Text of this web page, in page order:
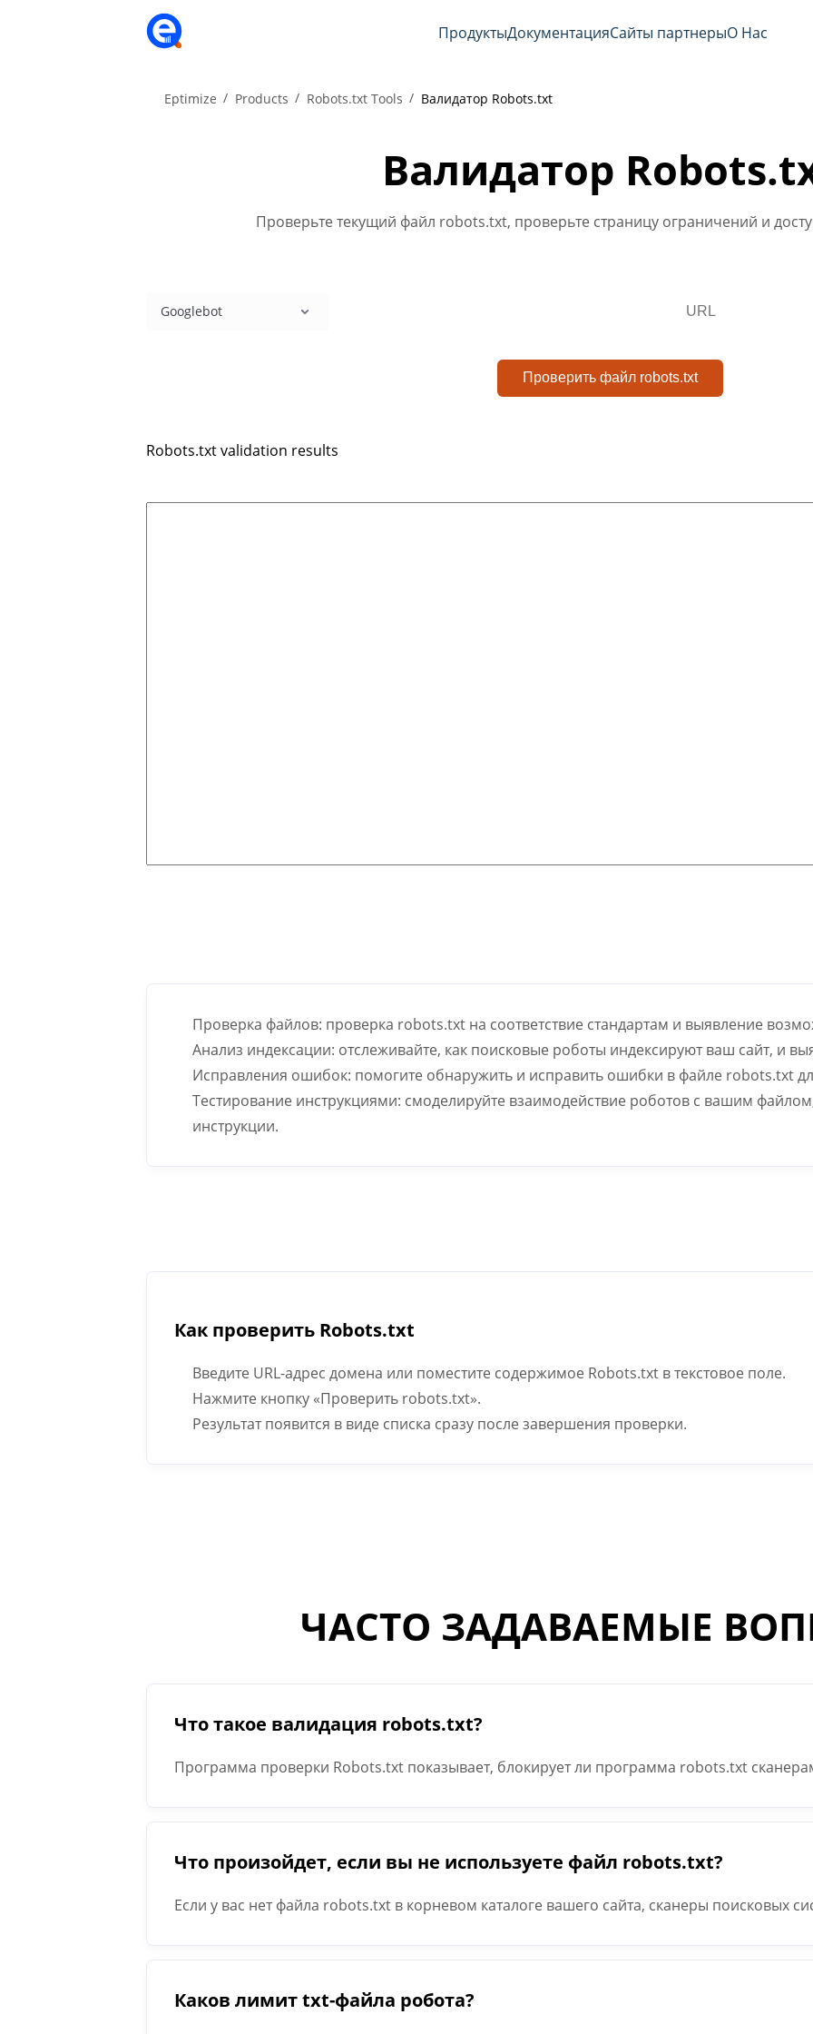
ПродуктыДокументацияСайты партнерыО Нас
Eptimize Products Robots.txt Tools Валидатор Robots.txt
Валидатор
Проверьте текущий файл robots.txt, проверьте страницу ограничений и
Googlebot
Проверить файл robots.txt
Robots.txt validation results
Проверка файлов: проверка robots.txt на соответствие стандартам и выявление
Анализ индексации: отслеживайте, как поисковые роботы индексируют ваш сайт, и
Исправления ошибок: помогите обнаружить и исправить ошибки в файле robots.txt
Тестирование инструкциями: смоделируйте взаимодействие роботов с вашим
инструкции.
Как проверить Robots.txt
Введите URL-адрес домена или поместите содержимое Robots.txt в текстовое поле.
Нажмите кнопку «Проверить robots.txt».
Результат появится в виде списка сразу после завершения проверки.
ЧАСТО ЗАДАВАЕМЫЕ
Что такое валидация robots.txt?
Программа проверки Robots.txt показывает, блокирует ли программа robots.txt
Googlebot сканировать URL-адрес контента, который вы хотите заблокировать в поиске
Что произойдет, если вы не используете файл robots.txt?
Если у вас нет файла robots.txt в корневом каталоге вашего сайта, сканеры поисковых
Каков лимит txt-файла робота?